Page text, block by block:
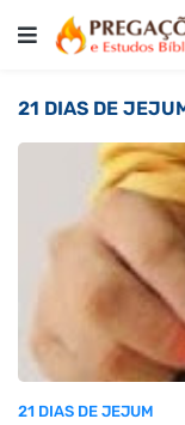
21 DIAS DE
21 DIAS DE JEJUM